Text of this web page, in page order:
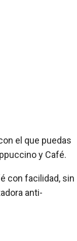
el que puedas
y Café.
con facilidad, sin
anti-